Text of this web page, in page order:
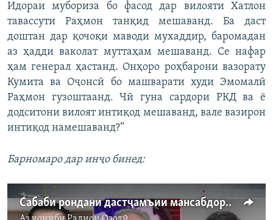
Идораи мубориза бо фасод дар вилояти Хатлон
тавассути Раҳмон танқид мешаванд. Ба даст
доштан дар қочоқи маводи мухаддир, баромадан
аз ҳадди ваколат муттаҳам мешаванд. Се нафар
ҳам генерал ҳастанд. Онҳоро роҳбарони вазорату
Кумита ва Оҷонсӣ бо машварати худи Эмомалӣ
Раҳмон гузоштаанд. Чӣ гуна сардори РКД ва ё
додситони вилоят интиқод мешаванд, вале вазирон
интиқод намешаванд?”
Барномаро дар инҷо бинед:
Сабаби рондани дастҷамъии мансабдорон чист?